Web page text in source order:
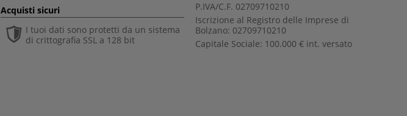
P.IVA/C.F. 02709710210
Iscrizione al Registro delle Imprese di
Bolzano: 02709710210
Capitale Sociale: 100.000 € int. versato
Acquisti sicuri
I tuoi dati sono protetti da un sistema
di crittografia SSL a 128 bit